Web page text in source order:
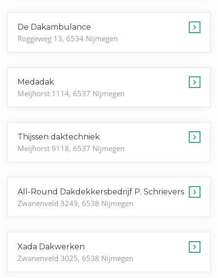
De Dakambulance
Roggeweg 13, 6534 Nijmegen
Medadak
Meijhorst 1114, 6537 Nijmegen
Thijssen daktechniek
Meijhorst 9118, 6537 Nijmegen
All-Round Dakdekkersbedrijf P. Schrievers
Zwanenveld 3249, 6538 Nijmegen
Xada Dakwerken
Zwanenveld 3025, 6538 Nijmegen